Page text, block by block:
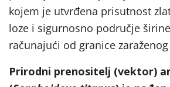
kojem je utvrđena prisutnost
loze i sigurnosno područje
računajući od granice
Prirodni prenositelj (vektor)